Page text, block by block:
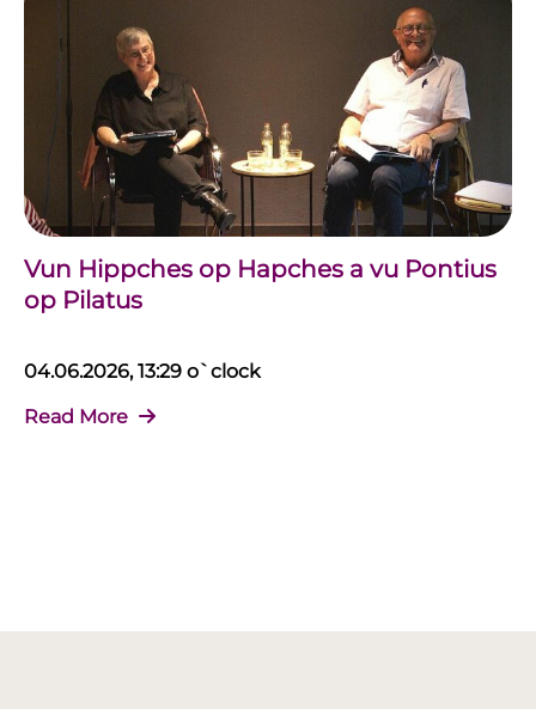
Vun Hippches op Hapches a vu Pontius
op Pilatus
04.06.2026, 13:29 o`clock
Read More